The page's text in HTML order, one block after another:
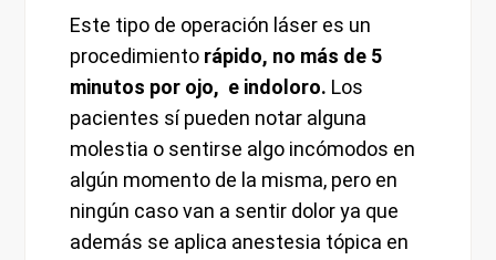
Este tipo de operación láser es un
procedimiento rápido, no más de 5
minutos por ojo, e indoloro. Los
pacientes sí pueden notar alguna
molestia o sentirse algo incómodos en
algún momento de la misma, pero en
ningún caso van a sentir dolor ya que
además se aplica anestesia tópica en